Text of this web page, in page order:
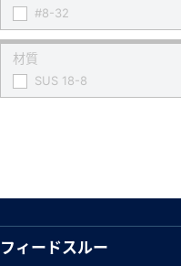
#8-32
材質
SUS 18-8
フィードスルー